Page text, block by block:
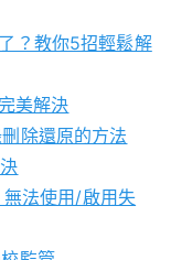
？教你5招輕鬆解
美解決
除還原的方法
法使用/啟用失